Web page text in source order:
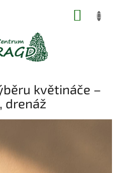
květináče –
drenáž